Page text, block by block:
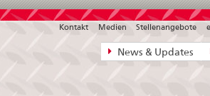
News,
News & Updates
Kontakt Medien Stellenangebote